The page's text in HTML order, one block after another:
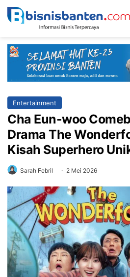
Entertainment
Cha Eun-woo
Drama The
Kisah Superhero
Sarah Febril 2 Mei 2026